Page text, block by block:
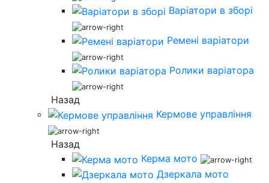
Варіатори в зборі
Ремені варіатори
Ролики варіатора
Назад
Кермове управління
Назад
Керма мото
Дзеркала мото